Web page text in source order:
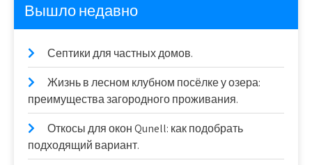
Вышло недавно
Септики для частных домов.
Жизнь в лесном клубном посёлке у озера:
преимущества загородного проживания.
Откосы для окон Qunell: как подобрать
подходящий вариант.